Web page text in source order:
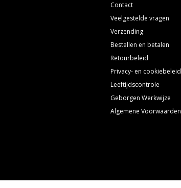
Contact
Veelgestelde vragen
Verzending
Bestellen en betalen
Retourbeleid
Privacy- en cookiebeleid
Leeftijdscontrole
Geborgen Werkwijze
Algemene Voorwaarden